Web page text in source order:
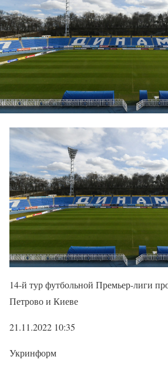
14-й тур футбольной Премьер-лиги
Петрово и Киеве
21.11.2022 10:35
Укринформ